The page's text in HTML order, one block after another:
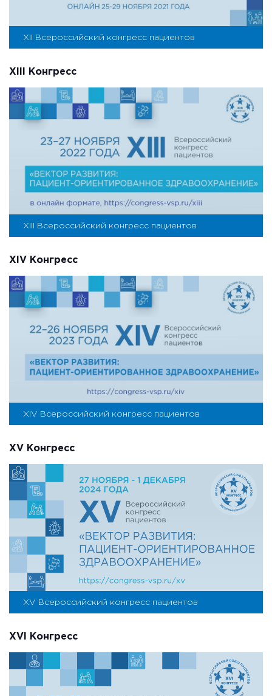
XII Всероссийский конгресс пациентов
XIII Конгресс
XIII Всероссийский конгресс пациентов
XIV Конгресс
XIV Всероссийский конгресс пациентов
XV Конгресс
XV Всероссийский конгресс пациентов
XVI Конгресс